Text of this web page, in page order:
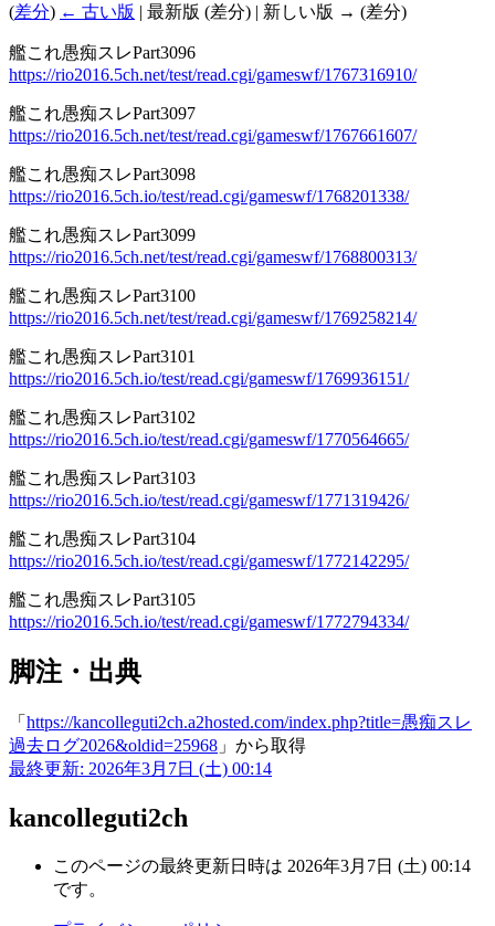
(差分) ← 古い版 | 最新版 (差分) | 新しい版 → (差分)
艦これ愚痴スレPart3096
https://rio2016.5ch.net/test/read.cgi/gameswf/1767316910/
艦これ愚痴スレPart3097
https://rio2016.5ch.net/test/read.cgi/gameswf/1767661607/
艦これ愚痴スレPart3098
https://rio2016.5ch.io/test/read.cgi/gameswf/1768201338/
艦これ愚痴スレPart3099
https://rio2016.5ch.net/test/read.cgi/gameswf/1768800313/
艦これ愚痴スレPart3100
https://rio2016.5ch.net/test/read.cgi/gameswf/1769258214/
艦これ愚痴スレPart3101
https://rio2016.5ch.io/test/read.cgi/gameswf/1769936151/
艦これ愚痴スレPart3102
https://rio2016.5ch.io/test/read.cgi/gameswf/1770564665/
艦これ愚痴スレPart3103
https://rio2016.5ch.io/test/read.cgi/gameswf/1771319426/
艦これ愚痴スレPart3104
https://rio2016.5ch.io/test/read.cgi/gameswf/1772142295/
艦これ愚痴スレPart3105
https://rio2016.5ch.io/test/read.cgi/gameswf/1772794334/
脚注・出典
「 https://kancolleguti2ch.a2hosted.com/index.php?title=愚痴スレ
過去ログ2026&oldid=25968 」から取得
最終更新: 2026年3月7日 (土) 00:14
kancolleguti2ch
このページの最終更新日時は 2026年3月7日 (土) 00:14
です。